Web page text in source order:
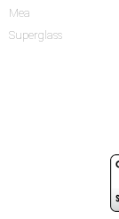
Mea
Superglass